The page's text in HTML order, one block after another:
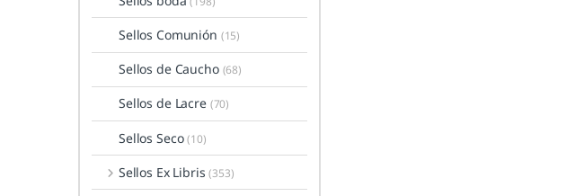
Sellos Comunión (15)
Sellos de Caucho (68)
Sellos de Lacre (70)
Sellos Seco(10)
Sellos Ex Libris(353)